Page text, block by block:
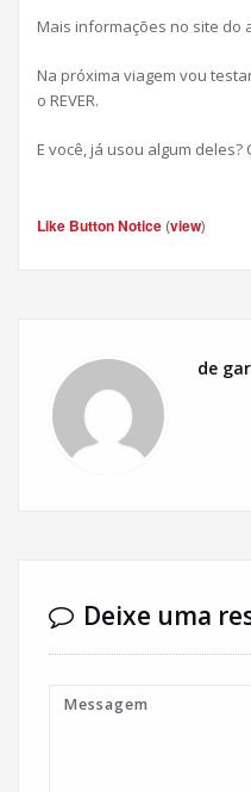
Mais informações no site do
Na próxima viagem vou
o REVER.
E você, já usou algum
Like Button Notice (view)
de
Deixe uma